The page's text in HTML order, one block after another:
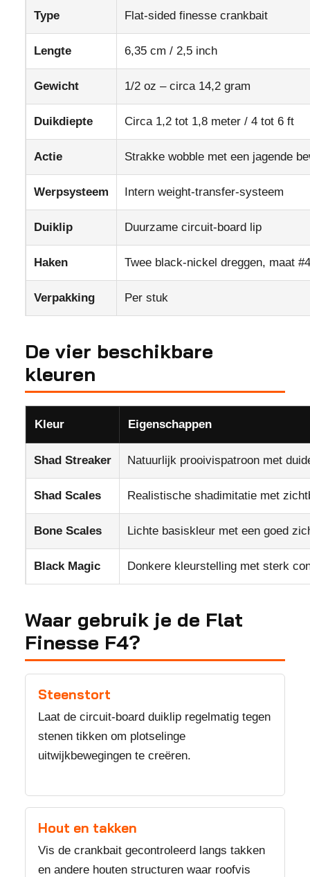
Type Flat-sided finesse crankbait
Lengte 6,35 cm / 2,5 inch
Gewicht 1/2 oz – circa 14,2 gram
Duikdiepte Circa 1,2 tot 1,8 meter / 4 tot 6 ft
Actie Strakke wobble met een jagende
Werpsysteem Intern weight-transfer-systeem
Duiklip Duurzame circuit-board lip
Haken Twee black-nickel dreggen, maat #4
Verpakking Per stuk
De vier beschikbare
kleuren
Kleur Eigenschappen
Shad Streaker Natuurlijk prooivispatroon met
Shad Scales Realistische shadimitatie met
Bone Scales Lichte basiskleur met een goed
Black Magic Donkere kleurstelling met sterk
Waar gebruik je de Flat
Finesse F4?
Steenstort
Laat de circuit-board duiklip regelmatig tegen
stenen tikken om plotselinge
uitwijkbewegingen te creëren.
Hout en takken
Vis de crankbait gecontroleerd langs takken
en andere houten structuren waar roofvis